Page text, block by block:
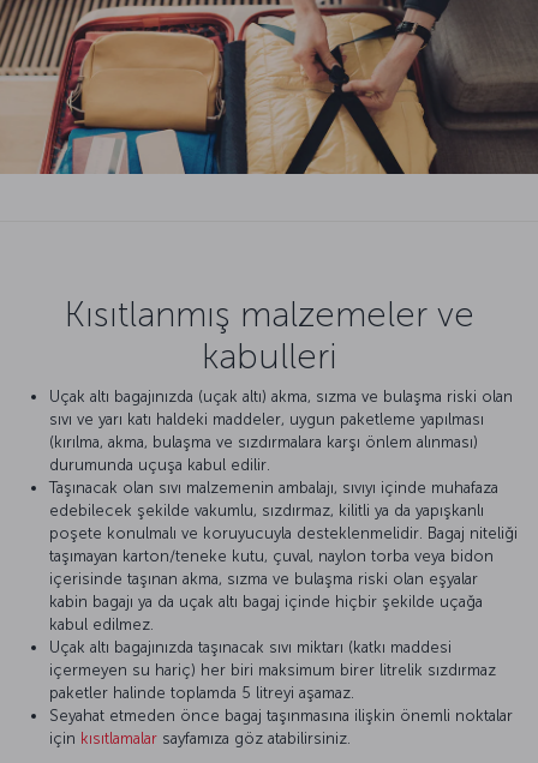
Kısıtlanmış malzemeler ve
kabulleri
Uçak altı bagajınızda (uçak altı) akma, sızma ve bulaşma riski olan
sıvı ve yarı katı haldeki maddeler, uygun paketleme yapılması
(kırılma, akma, bulaşma ve sızdırmalara karşı önlem alınması)
durumunda uçuşa kabul edilir.
Taşınacak olan sıvı malzemenin ambalajı, sıvıyı içinde muhafaza
edebilecek şekilde vakumlu, sızdırmaz, kilitli ya da yapışkanlı
poşete konulmalı ve koruyucuyla desteklenmelidir. Bagaj niteliği
taşımayan karton/teneke kutu, çuval, naylon torba veya bidon
içerisinde taşınan akma, sızma ve bulaşma riski olan eşyalar
kabin bagajı ya da uçak altı bagaj içinde hiçbir şekilde uçağa
kabul edilmez.
Uçak altı bagajınızda taşınacak sıvı miktarı (katkı maddesi
içermeyen su hariç) her biri maksimum birer litrelik sızdırmaz
paketler halinde toplamda 5 litreyi aşamaz.
Seyahat etmeden önce bagaj taşınmasına ilişkin önemli noktalar
için kısıtlamalar sayfamıza göz atabilirsiniz.